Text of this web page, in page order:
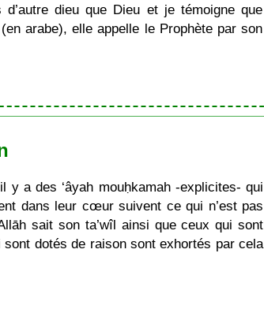
dieu que Dieu et je témoigne que
arabe), elle appelle le Prophète par son
a des ‘âyah mouḥkamah -explicites- qui
dans leur cœur suivent ce qui n’est pas
sait son ta’wîl ainsi que ceux qui sont
dotés de raison sont exhortés par cela